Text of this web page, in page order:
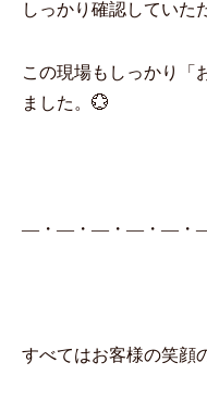
しっかり確認していた
この現場もしっかり「
ました。💮
―・―・―・―・―・
すべてはお客様の笑顔